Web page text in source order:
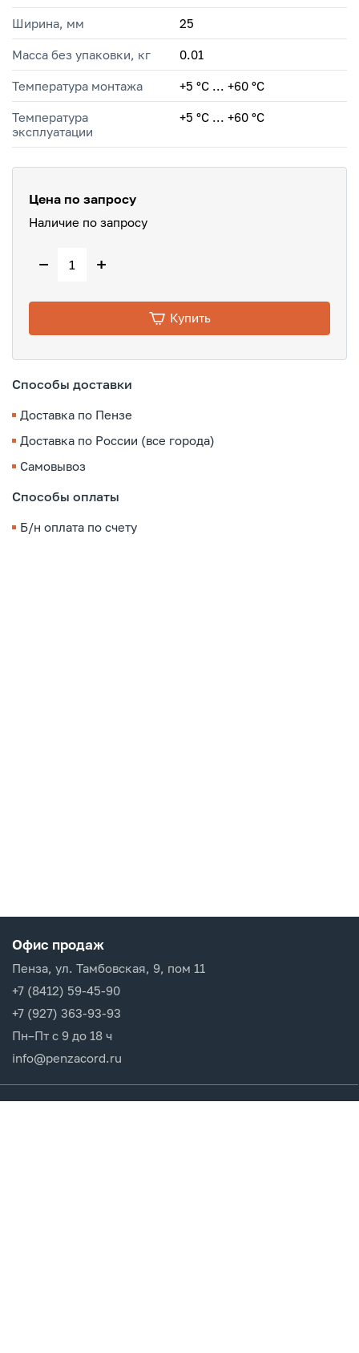
Ширина, мм 25
Масса без упаковки, кг 0.01
Температура монтажа +5 °С ... +60 °С
Температура
эксплуатации
+5 °C ... +60 °C
Цена по запросу
Наличие по запросу
− +
Купить
Способы доставки
Доставка по Пензе
Доставка по России (все города)
Самовывоз
Способы оплаты
Б/н оплата по счету
Офис продаж
Пенза, ул. Тамбовская, 9, пом 11
+7 (8412) 59-45-90
+7 (927) 363-93-93
Пн–Пт с 9 до 18 ч
info@penzacord.ru
Производители